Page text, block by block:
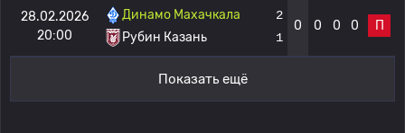
28.02.2026
20:00
Динамо Махачкала
Рубин Казань
2
1
0 0 0 0 П
Показать ещё